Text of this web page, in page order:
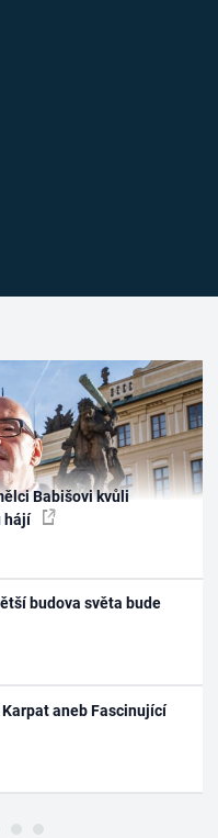
Babišovi kvůli
hájí
budova světa bude
Karpat aneb Fascinující